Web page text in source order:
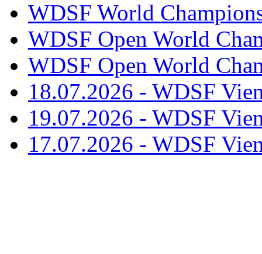
WDSF World
WDSF Open World
WDSF Open World
18.07.2026 - WDSF
19.07.2026 - WDSF
17.07.2026 - WDSF